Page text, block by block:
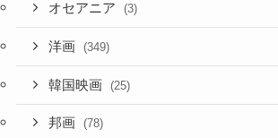
オセアニア (3)
洋画 (349)
韓国映画 (25)
邦画 (78)